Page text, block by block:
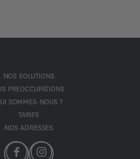
NOS SOLUTIONS
PREOCCUPATIONS
SOMMES-NOUS ?
TARIFS
NOS ADRESSES